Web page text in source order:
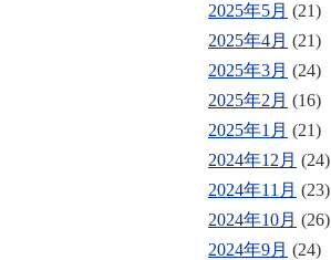
2025年5月 (21)
2025年4月 (21)
2025年3月 (24)
2025年2月 (16)
2025年1月 (21)
2024年12月 (24)
2024年11月 (23)
2024年10月 (26)
2024年9月 (24)